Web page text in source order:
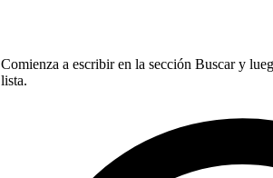
Comienza a escribir en la sección Buscar y
lista.